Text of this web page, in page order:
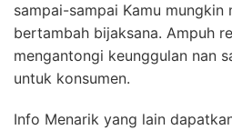
sampai-sampai Kamu mungkin
bertambah bijaksana. Ampuh
mengantongi keunggulan nan
untuk konsumen.
Info Menarik yang lain